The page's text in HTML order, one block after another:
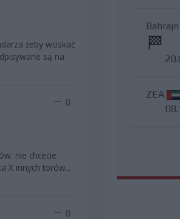
żeby wciskać
są na
0
nie chcecie
X innych torów...
0
Bahrajn
ZEA